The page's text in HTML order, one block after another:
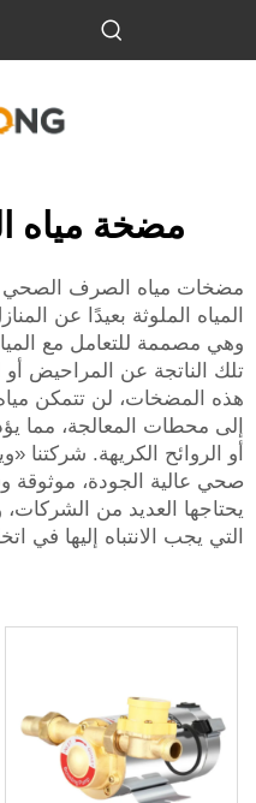
مضخة مياه
مضخات مياه الصرف الصحي
المياه الملوثة بعيدًا عن
وهي مصممة للتعامل مع
تلك الناتجة عن المراحيض أو
هذه المضخات، لن تتمكن
إلى محطات المعالجة، مما
أو الروائح الكريهة.
صحي عالية الجودة، موثوقة
يحتاجها العديد من
التي يجب الانتباه إليها في